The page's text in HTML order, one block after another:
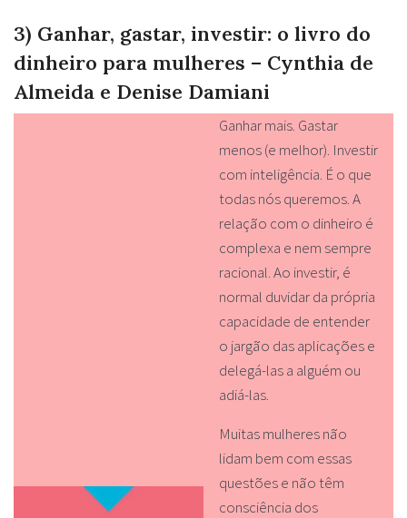
3) Ganhar, gastar, investir: o livro do
dinheiro para mulheres – Cynthia de
Almeida e Denise Damiani
Ganhar mais. Gastar
menos (e melhor). Investir
com inteligência. É o que
todas nós queremos. A
relação com o dinheiro é
complexa e nem sempre
racional. Ao investir, é
normal duvidar da própria
capacidade de entender
o jargão das aplicações e
delegá-las a alguém ou
adiá-las.
Muitas mulheres não
lidam bem com essas
questões e não têm
consciência dos